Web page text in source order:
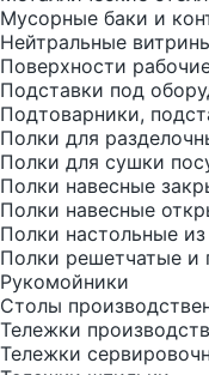
Мусорные баки и
Нейтральные
Поверхности
Подставки под
Подтоварники,
Полки для
Полки для сушки
Полки навесные
Полки навесные
Полки настольные
Полки решетчатые и
Рукомойники
Столы
Тележки
Тележки